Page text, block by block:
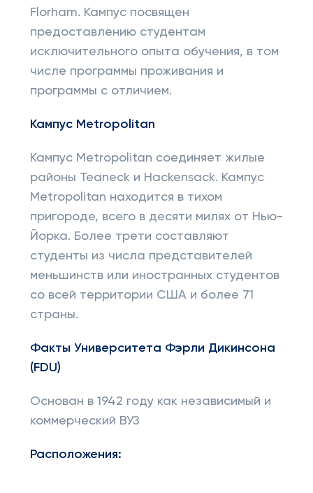
Florham. Кампус посвящен
предоставлению студентам
исключительного опыта обучения, в том
числе программы проживания и
программы с отличием.
Кампус Metropolitan
Кампус Metropolitan соединяет жилые
районы Teaneck и Hackensack. Кампус
Metropolitan находится в тихом
пригороде, всего в десяти милях от Нью-
Йорка. Более трети составляют
студенты из числа представителей
меньшинств или иностранных студентов
со всей территории США и более 71
страны.
Факты Университета Фэрли Дикинсона
( FDU)
Основан в 1942 году как независимый и
коммерческий ВУЗ
Расположения: